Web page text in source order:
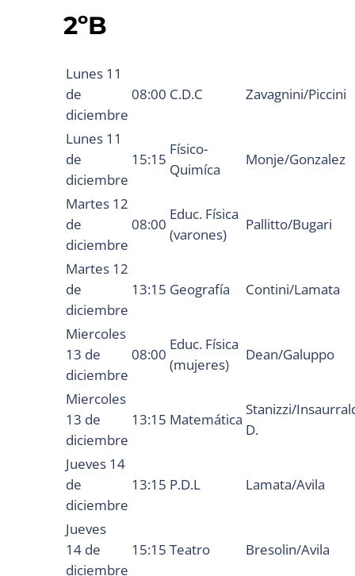
2ºB
Lunes 11
de
diciembre
08:00 C.D.C Zavagnini/Piccini
Lunes 11
de
diciembre
15:15
Físico-
Quimíca
Monje/Gonzalez
Martes 12
de
diciembre
08:00
Educ. Física
(varones)
Pallitto/Bugari
Martes 12
de
diciembre
13:15 Geografía Contini/Lamata
Miercoles
13 de
diciembre
08:00
Educ. Física
(mujeres)
Dean/Galuppo
Miercoles
13 de
diciembre
13:15 Matemática
Stanizzi/
D.
Jueves 14
de
diciembre
13:15 P.D.L Lamata/Avila
Jueves
14 de
diciembre
15:15 Teatro Bresolin/Avila